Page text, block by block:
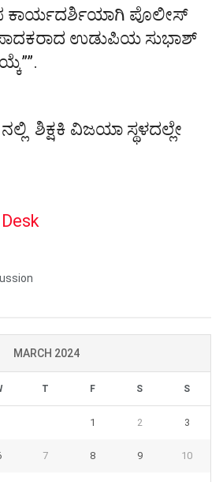
ಕಾರ್ಯದರ್ಶಿಯಾಗಿ ಪೊಲೀಸ್
ಉಡುಪಿಯ ಸುಭಾಶ್
ಶಿಕ್ಷಕಿ ವಿಜಯಾ ಸ್ಥಳದಲ್ಲೇ
MARCH 2024
T F S S
1 2 3
7 8 9 10